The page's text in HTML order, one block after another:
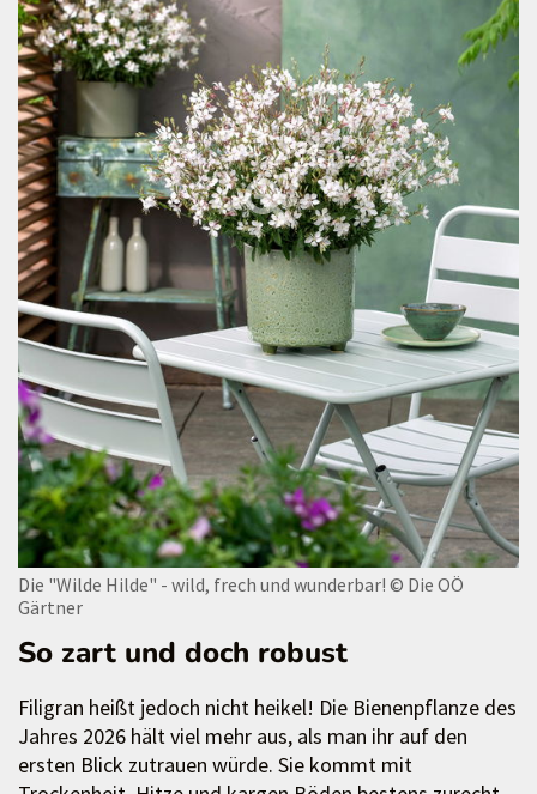
Die "Wilde Hilde" - wild, frech und wunderbar! © Die OÖ
Gärtner
So zart und doch robust
Filigran heißt jedoch nicht heikel! Die Bienenpflanze des
Jahres 2026 hält viel mehr aus, als man ihr auf den
ersten Blick zutrauen würde. Sie kommt mit